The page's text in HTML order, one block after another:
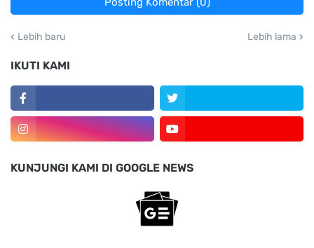
Lebih baru Lebih lama
IKUTI KAMI
KUNJUNGI KAMI DI GOOGLE NEWS